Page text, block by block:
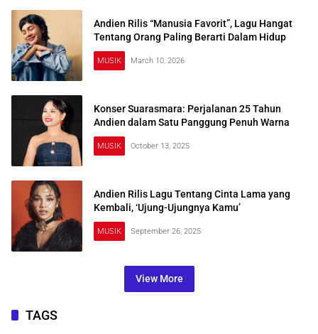
Andien Rilis “Manusia Favorit”, Lagu Hangat
Tentang Orang Paling Berarti Dalam Hidup
MUSIK March 10, 2026
Konser Suarasmara: Perjalanan 25 Tahun
Andien dalam Satu Panggung Penuh Warna
MUSIK October 13, 2025
Andien Rilis Lagu Tentang Cinta Lama yang
Kembali, ‘Ujung-Ujungnya Kamu’
MUSIK September 26, 2025
View More
TAGS